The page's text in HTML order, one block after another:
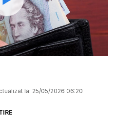
Watch
la: 25/05/2026 06:20